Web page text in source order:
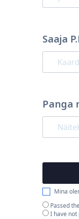
Saaja
Panga
Mina
Passed
I have